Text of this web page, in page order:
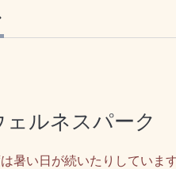
ルネスパーク
暑い日が続いたりしていま